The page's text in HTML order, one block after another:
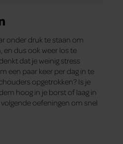
onder druk te staan om
en dus ook weer los te
dat je weinig stress
een paar keer per dag in te
opgetrokken? Is je
hoog in je borst of laag in
oefeningen om snel